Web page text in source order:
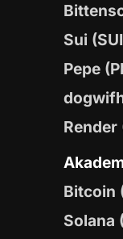
Sui
Pepe
Render
Bitcoin
Solana